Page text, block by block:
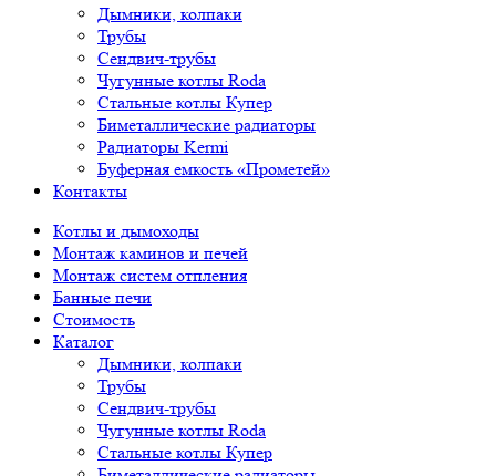
Дымники, колпаки
Трубы
Сендвич-трубы
Чугунные котлы Roda
Стальные котлы Купер
Биметаллические радиаторы
Радиаторы Kermi
Буферная емкость «Прометей»
Контакты
Котлы и дымоходы
Монтаж каминов и печей
Монтаж систем отпления
Банные печи
Стоимость
Каталог
Дымники, колпаки
Трубы
Сендвич-трубы
Чугунные котлы Roda
Стальные котлы Купер